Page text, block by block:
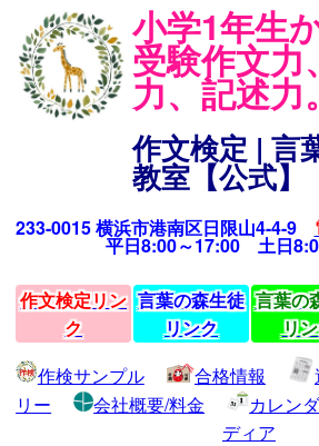
小学1年生
受験作文力
力、記述力。
作文検定 | 言
教室【公式】
233-0015 横浜市港南区日限山4-4-9
平日8:00～17:00 土日
作文検定リン
ク
言葉の森生徒
リンク
言葉の
リ
作検サンプル
合格情報
リー
会社概要/料金 カレン
ディア